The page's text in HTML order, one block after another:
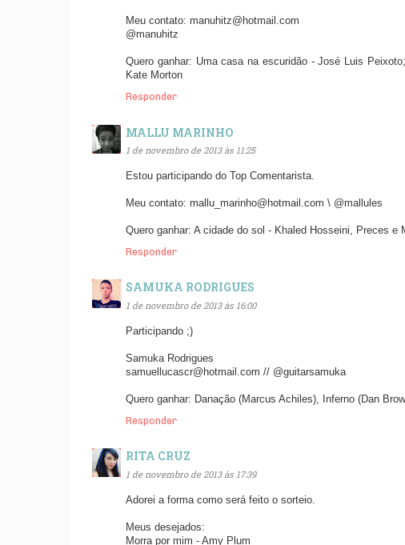
Meu contato: manuhitz@hotmail.com
@manuhitz
Quero ganhar: Uma casa na escuridão - José Luis
Kate Morton
Responder
MALLU MARINHO
1 de novembro de 2013 às 11:25
Estou participando do Top Comentarista.
Meu contato: mallu_marinho@hotmail.com \ @mallules
Quero ganhar: A cidade do sol - Khaled Hosseini, Preces
Responder
SAMUKA RODRIGUES
1 de novembro de 2013 às 16:00
Participando ;)
Samuka Rodrigues
samuellucascr@hotmail.com // @guitarsamuka
Quero ganhar: Danação (Marcus Achiles), Inferno (Dan
Responder
RITA CRUZ
1 de novembro de 2013 às 17:39
Adorei a forma como será feito o sorteio.
Meus desejados:
Morra por mim - Amy Plum